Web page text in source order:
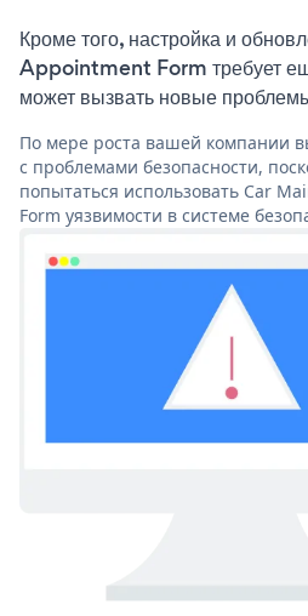
Кроме того, настройка и
Appointment Form требует
может вызвать новые
По мере роста вашей компании
с проблемами безопасности,
попытаться использовать Car
Form уязвимости в системе